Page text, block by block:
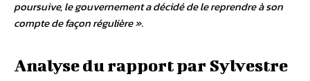
poursuive, le gouvernement a décidé de le reprendre à son
compte de façon régulière ».
Analyse du rapport par Sylvestre